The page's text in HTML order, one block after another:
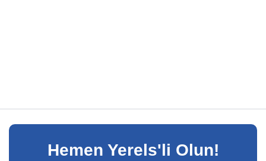
Hemen Yerels'li Olun!